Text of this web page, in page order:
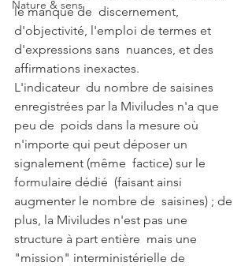
Nature & sens
le manque de  discernement,
d'objectivité, l'emploi de termes et
d'expressions sans  nuances, et des
affirmations inexactes.
L'indicateur  du nombre de saisines
enregistrées par la Miviludes n'a que
peu de  poids dans la mesure où
n'importe qui peut déposer un
signalement (même  factice) sur le
formulaire dédié  (faisant ainsi
augmenter le nombre de  saisines) ; de
plus, la Miviludes n'est pas une
structure à part entière  mais une
"mission" interministérielle de